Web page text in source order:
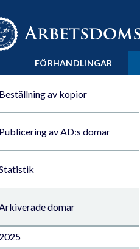
x
FÖRHANDLINGAR
Beställning av kopior
Publicering av AD:s domar
domar
2025